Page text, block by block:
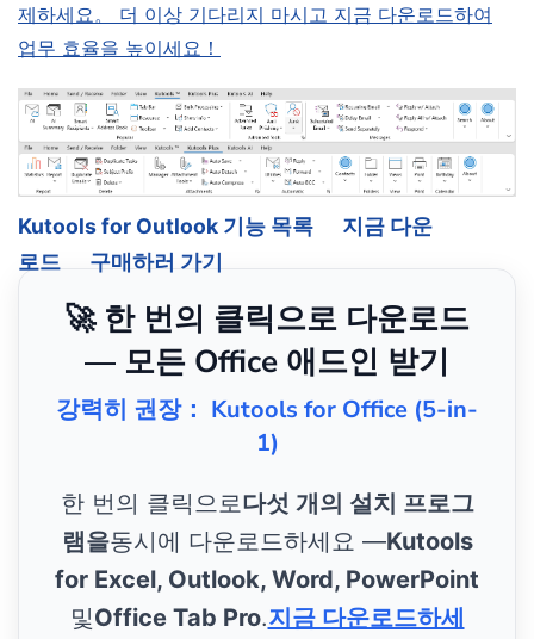
제하세요。 더 이상 기다리지 마시고 지금 다운로드하여
업무 효율을 높이세요！
Kutools for Outlook 기능 목록
지금 다운
로드
구매하러 가기
🚀 한 번의 클릭으로 다운로드
— 모든 Office 애드인 받기
강력히 권장： Kutools for Office (5-in-
1)
한 번의 클릭으로다섯 개의 설치 프로그
램을동시에 다운로드하세요 —Kutools
for Excel, Outlook, Word, PowerPoint
및Office Tab Pro.지금 다운로드하세